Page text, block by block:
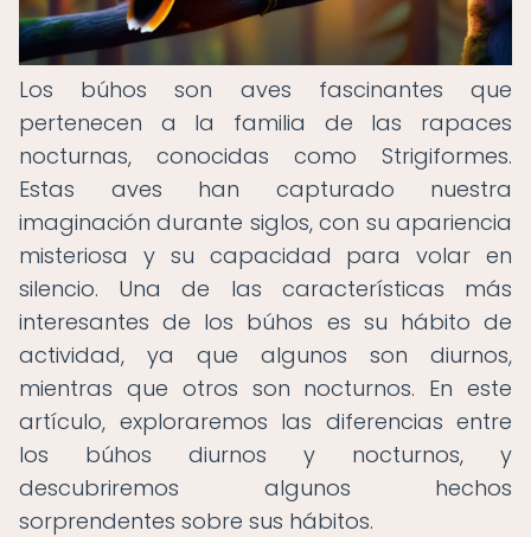
Los búhos son aves fascinantes que
pertenecen a la familia de las rapaces
nocturnas, conocidas como Strigiformes.
Estas aves han capturado nuestra
imaginación durante siglos, con su apariencia
misteriosa y su capacidad para volar en
silencio. Una de las características más
interesantes de los búhos es su hábito de
actividad, ya que algunos son diurnos,
mientras que otros son nocturnos. En este
artículo, exploraremos las diferencias entre
los búhos diurnos y nocturnos, y
descubriremos algunos hechos
sorprendentes sobre sus hábitos.